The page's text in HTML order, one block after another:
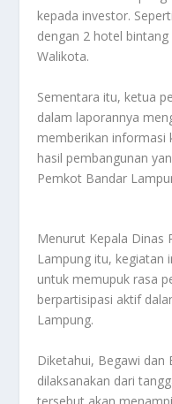
kepada investor.
dengan 2 hotel
Walikota.
Sementara itu, ketua
dalam laporannya
memberikan informasi
hasil pembangunan
Pemkot Bandar
Menurut Kepala Dinas
Lampung itu, kegiatan
untuk memupuk rasa
berpartisipasi aktif
Lampung.
Diketahui, Begawi dan
dilaksanakan dari
tersebut akan